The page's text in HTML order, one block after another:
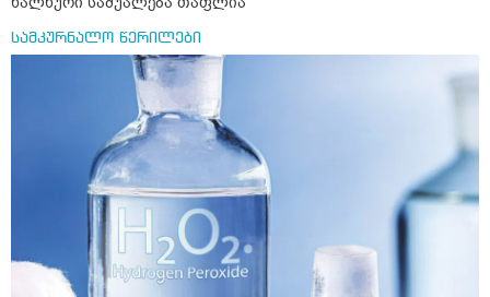
სამკურნალო წერილები